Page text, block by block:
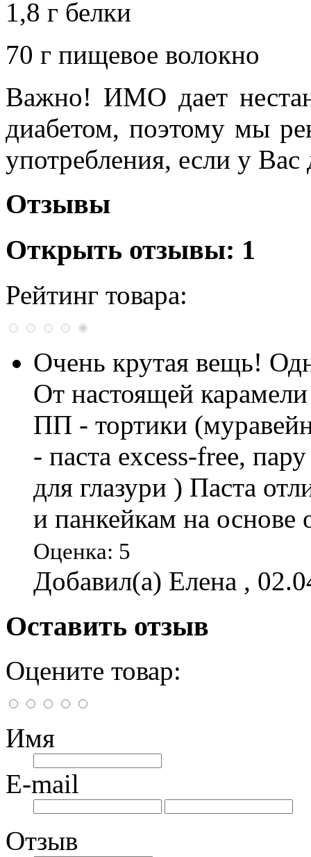
1,8 г белки
70 г пищевое волокно
Важно! ИМО дает
диабетом, поэтому мы
употребления, если у Вас
Отзывы
Открыть отзывы: 1
Рейтинг товара:
Очень крутая вещь!
От настоящей
ПП - тортики
- паста excess-free,
для глазури ) Паста
и панкейкам на основе
Оценка: 5
Добавил(а) Елена ,
Оставить отзыв
Оцените товар:
Имя
E-mail
Отзыв